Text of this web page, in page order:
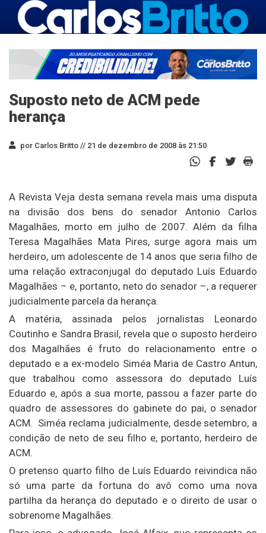
Suposto neto de ACM pede
herança
por Carlos Britto // 21 de dezembro de 2008 às 21:50
A Revista Veja desta semana revela mais uma disputa
na divisão dos bens do senador Antonio Carlos
Magalhães, morto em julho de 2007. Além da filha
Teresa Magalhães Mata Pires, surge agora mais um
herdeiro, um adolescente de 14 anos que seria filho de
uma relação extraconjugal do deputado Luís Eduardo
Magalhães – e, portanto, neto do senador –, a requerer
judicialmente parcela da herança.
A matéria, assinada pelos jornalistas Leonardo
Coutinho e Sandra Brasil, revela que o suposto herdeiro
dos Magalhães é fruto do relacionamento entre o
deputado e a ex-modelo Siméa Maria de Castro Antun,
que trabalhou como assessora do deputado Luís
Eduardo e, após a sua morte, passou a fazer parte do
quadro de assessores do gabinete do pai, o senador
ACM. Siméa reclama judicialmente, desde setembro, a
condição de neto de seu filho e, portanto, herdeiro de
ACM.
O pretenso quarto filho de Luís Eduardo reivindica não
só uma parte da fortuna do avô como uma nova
partilha da herança do deputado e o direito de usar o
sobrenome Magalhães.